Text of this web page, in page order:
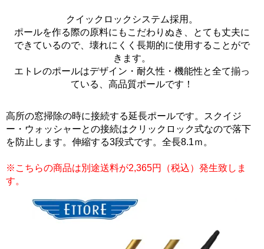
クイックロックシステム採用。
ポールを作る際の原料にもこだわりぬき、とても丈夫に
できているので、壊れにくく長期的に使用することがで
きます。
エトレのポールはデザイン・耐久性・機能性と全て揃っ
ている、高品質ポールです！
高所の窓掃除の時に接続する延長ポールです。スクイジ
ー・ウォッシャーとの接続はクリックロック式なので落下
を防止します。伸縮する3段式です。全長8.1ｍ。
※こちらの商品は別途送料が2,365円（税込）発生致しま
す。